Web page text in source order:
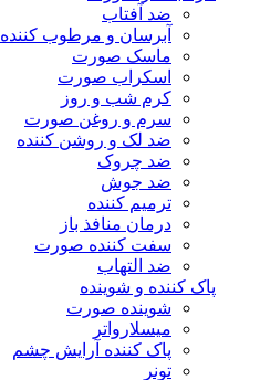
ضد آفتاب
آبرسان و مرطوب کننده
ماسک صورت
اسکراب صورت
کرم شب و روز
سرم و روغن صورت
ضد لک و روشن کننده
ضد چروک
ضد جوش
ترمیم کننده
درمان منافذ باز
سفت کننده صورت
ضد التهاب
پاک کننده و شوینده
شوینده صورت
میسلارواتر
پاک کننده آرایش چشم
تونر